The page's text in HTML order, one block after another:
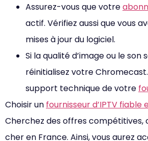
Assurez-vous que votre
actif. Vérifiez aussi que vous
mises à jour du logiciel.
Si la qualité d’image ou le son
réinitialisez votre
support technique de votre
Choisir un fournisseur d’IPTV fiable
Cherchez des offres compétitives,
cher en France. Ainsi, vous aurez